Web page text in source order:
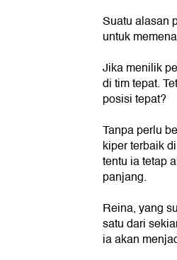
Suatu alasan
untuk
Jika menilik
di tim tepat.
posisi tepat?
Tanpa perlu
kiper terbaik
tentu ia tetap
panjang.
Reina, yang
satu dari
ia akan